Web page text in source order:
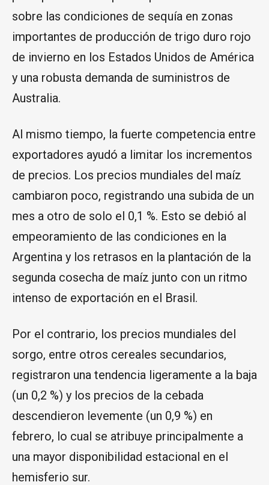
sobre las condiciones de sequía en zonas
importantes de producción de trigo duro rojo
de invierno en los Estados Unidos de América
y una robusta demanda de suministros de
Australia.
Al mismo tiempo, la fuerte competencia entre
exportadores ayudó a limitar los incrementos
de precios. Los precios mundiales del maíz
cambiaron poco, registrando una subida de un
mes a otro de solo el 0,1 %. Esto se debió al
empeoramiento de las condiciones en la
Argentina y los retrasos en la plantación de la
segunda cosecha de maíz junto con un ritmo
intenso de exportación en el Brasil.
Por el contrario, los precios mundiales del
sorgo, entre otros cereales secundarios,
registraron una tendencia ligeramente a la baja
(un 0,2 %) y los precios de la cebada
descendieron levemente (un 0,9 %) en
febrero, lo cual se atribuye principalmente a
una mayor disponibilidad estacional en el
hemisferio sur.